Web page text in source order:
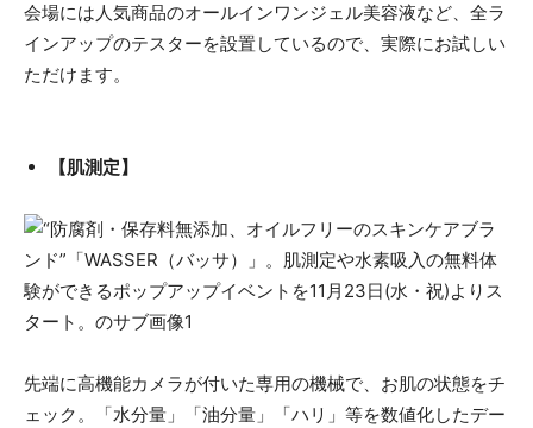
会場には人気商品のオールインワンジェル美容液など、全ラ
インアップのテスターを設置しているので、実際にお試しい
ただけます。
【肌測定】
先端に高機能カメラが付いた専用の機械で、お肌の状態をチ
ェック。「水分量」「油分量」「ハリ」等を数値化したデー